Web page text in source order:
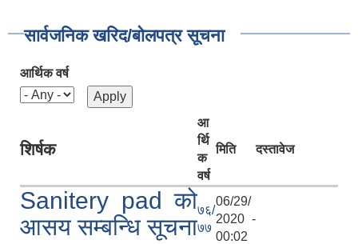
सार्वजनिक खरिद/बोलपत्र सूचना
आर्थिक वर्ष
शिर्षक
आ
र्थि
क
वर्ष
मिति दस्तावेज
Sanitery pad को
आसय सम्बन्धि सूचना
७६/
७७
06/29/
2020 -
00:02